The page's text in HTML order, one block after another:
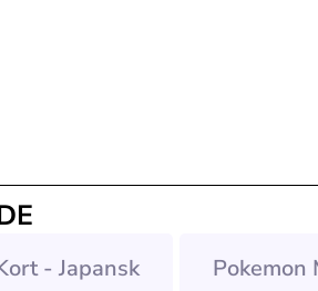
- Japansk Pokemon